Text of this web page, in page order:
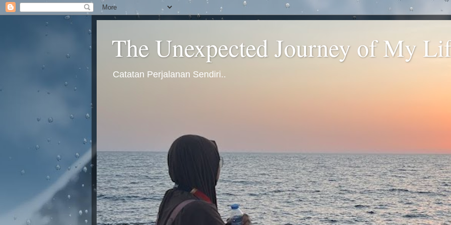
The Unexpected Journey of My
Catatan Perjalanan Sendiri..